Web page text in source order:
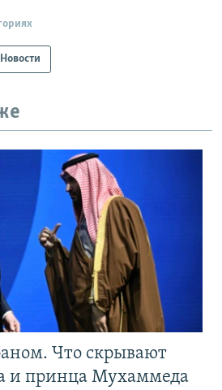
Новости
Что скрывают
и принца Мухаммеда